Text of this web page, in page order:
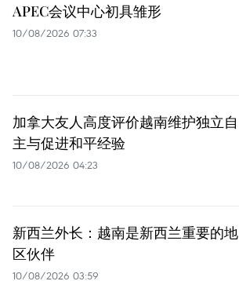
APEC会议中心初具雏形
10/08/2026 07:33
加拿大友人高度评价越南维护独立自
主与促进和平经验
10/08/2026 04:23
新西兰外长：越南是新西兰重要的地
区伙伴
10/08/2026 03:59